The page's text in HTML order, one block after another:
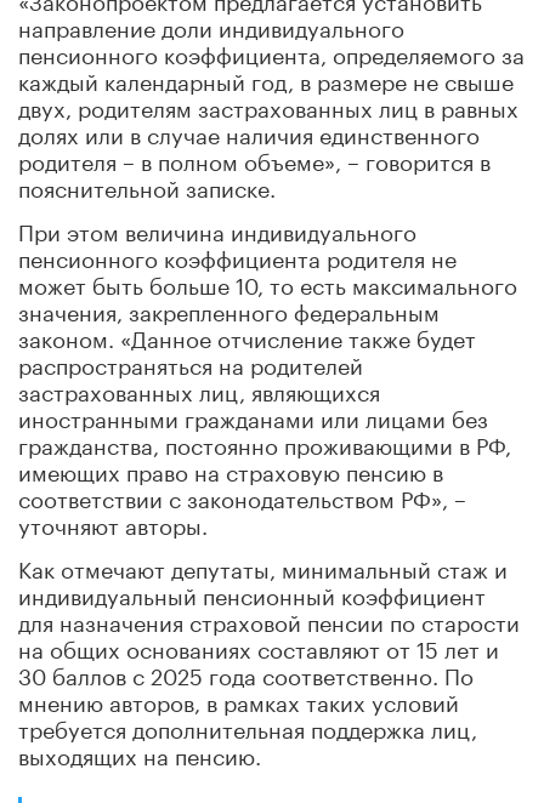
направление доли индивидуального
пенсионного коэффициента, определяемого за
каждый календарный год, в размере не свыше
двух, родителям застрахованных лиц в равных
долях или в случае наличия единственного
родителя – в полном объеме», – говорится в
пояснительной записке.
При этом величина индивидуального
пенсионного коэффициента родителя не
может быть больше 10, то есть максимального
значения, закрепленного федеральным
законом. «Данное отчисление также будет
распространяться на родителей
застрахованных лиц, являющихся
иностранными гражданами или лицами без
гражданства, постоянно проживающими в РФ,
имеющих право на страховую пенсию в
соответствии с законодательством РФ», –
уточняют авторы.
Как отмечают депутаты, минимальный стаж и
индивидуальный пенсионный коэффициент
для назначения страховой пенсии по старости
на общих основаниях составляют от 15 лет и
30 баллов с 2025 года соответственно. По
мнению авторов, в рамках таких условий
требуется дополнительная поддержка лиц,
выходящих на пенсию.